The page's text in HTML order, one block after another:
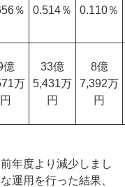
％ 0.514％ 0.110％
億
万
円
33億
5,431万
円
8億
7,392万
円
年度より減少しまし
運用を行った結果、